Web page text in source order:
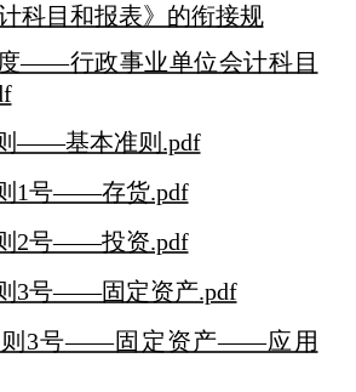
科目和报表》的衔接规
——行政事业单位会计科目
——基本准则.pdf
1号——存货.pdf
2号——投资.pdf
3号——固定资产.pdf
则3号——固定资产——应用